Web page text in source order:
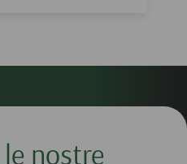
nostre